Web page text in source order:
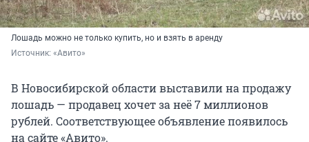
Лошадь можно не только купить, но и взять в аренду
Источник: «Авито»
В Новосибирской области выставили на продажу
лошадь — продавец хочет за неё 7 миллионов
рублей. Соответствующее объявление появилось
на сайте «Авито».